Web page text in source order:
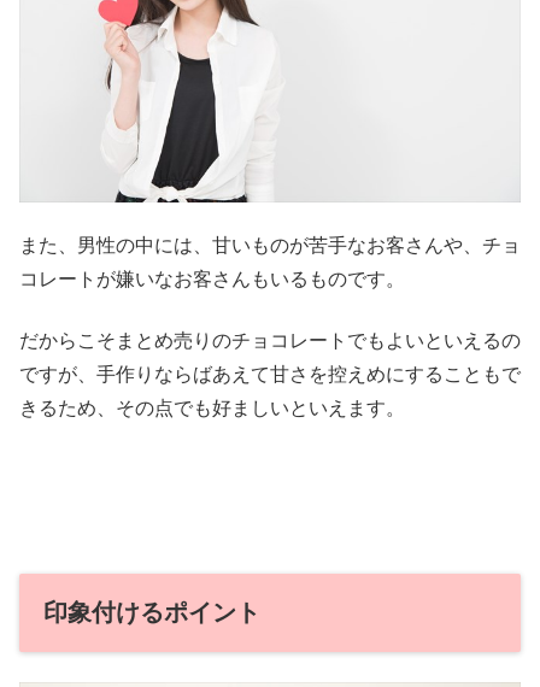
また、男性の中には、甘いものが苦手なお客さんや、チョ
コレートが嫌いなお客さんもいるものです。
だからこそまとめ売りのチョコレートでもよいといえるの
ですが、手作りならばあえて甘さを控えめにすることもで
きるため、その点でも好ましいといえます。
印象付けるポイント